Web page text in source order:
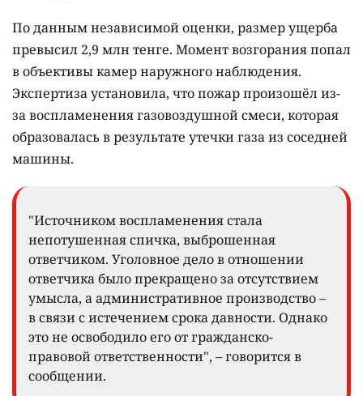
По данным независимой оценки, размер ущерба
превысил 2,9 млн тенге. Момент возгорания попал
в объективы камер наружного наблюдения.
Экспертиза установила, что пожар произошёл из-
за воспламенения газовоздушной смеси, которая
образовалась в результате утечки газа из соседней
машины.
"Источником воспламенения стала
непотушенная спичка, выброшенная
ответчиком. Уголовное дело в отношении
ответчика было прекращено за отсутствием
умысла, а административное производство –
в связи с истечением срока давности. Однако
это не освободило его от гражданско-
правовой ответственности", – говорится в
сообщении.